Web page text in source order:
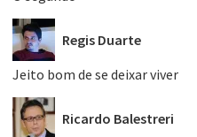
Regis Duarte
Jeito bom de se deixar viver
Ricardo Balestreri